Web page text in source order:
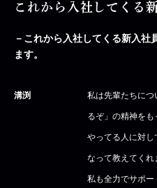
これから入社してくる
－これから入社してくる新入社
ます。
溝渕 私は先輩たちに
るぞ」の精神を
やってる人に対し
なって教えてくれ
私も全力でサポー